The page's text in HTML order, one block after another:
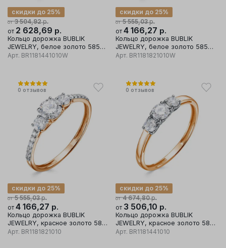
от 3 504,92р.
скидки до 25%
от 2 628,69 р.
Кольцо дорожка BUBLIK
JEWELRY, белое золото 585
проба, вставка бриллиант
Арт. BR1181441010W
от 5 555,03р.
скидки до 25%
от 4 166,27 р.
Кольцо дорожка BUBLIK
JEWELRY, белое золото 585
проба, вставка бриллиант
Арт. BR1181821010W
0 отзывов
от 5 555,03р.
скидки до 25%
от 4 166,27 р.
Кольцо дорожка BUBLIK
JEWELRY, красное золото 585
проба, вставка бриллиант
Арт. BR1181821010
0 отзывов
от 4 674,80р.
скидки до 25%
от 3 506,10 р.
Кольцо дорожка BUBLIK
JEWELRY, красное золото 585
проба, вставка бриллиант
Арт. BR1181441010